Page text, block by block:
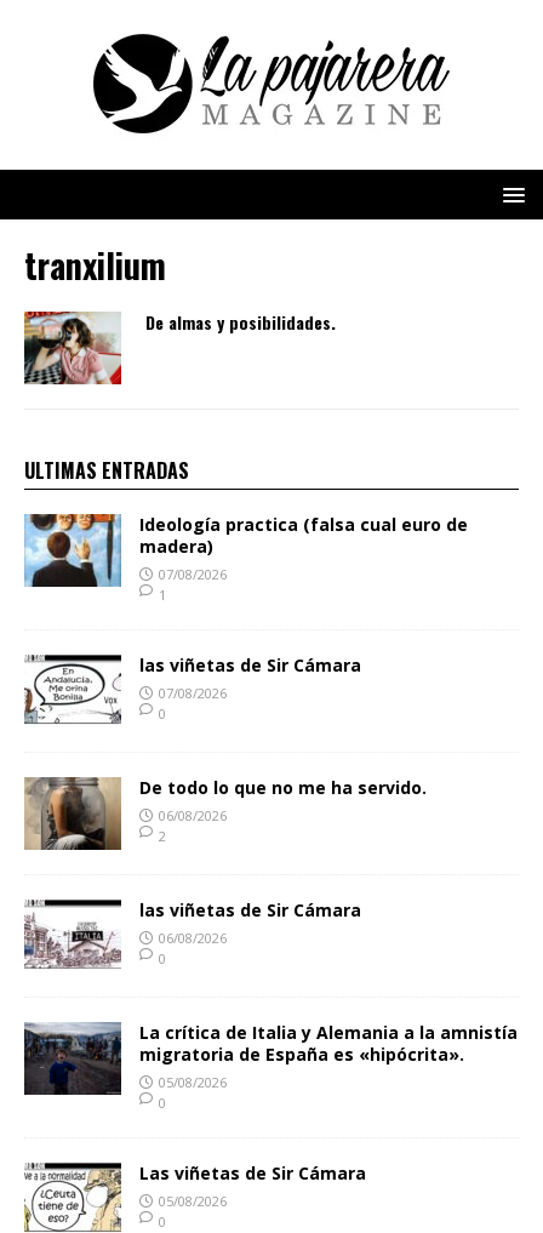
tranxilium
De almas y posibilidades.
ULTIMAS ENTRADAS
Ideología practica (falsa cual euro de
madera)
07/08/2026
1
las viñetas de Sir Cámara
07/08/2026
0
De todo lo que no me ha servido.
06/08/2026
2
las viñetas de Sir Cámara
06/08/2026
0
La crítica de Italia y Alemania a la amnistía
migratoria de España es «hipócrita».
05/08/2026
0
Las viñetas de Sir Cámara
05/08/2026
0